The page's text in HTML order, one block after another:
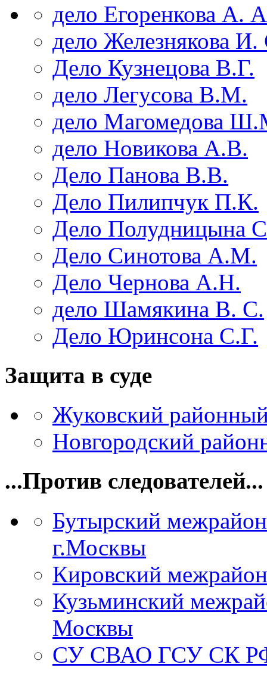
дело Егоренкова А.
дело Железнякова И.
Дело Кузнецова В.Г.
дело Легусова В.М.
дело Магомедова
дело Новикова А.В.
Дело Панова В.В.
Дело Пилипчук П.К.
Дело Полудницына
Дело Синотова А.М.
Дело Чернова А.Н.
дело Шамякина В. С.
Дело Юринсона С.Г.
Защита в суде
Жуковский
Новгородский
...Против следователей...
Бутырский
г.Москвы
Кировский
Кузьминский
Москвы
СУ СВАО ГСУ СК